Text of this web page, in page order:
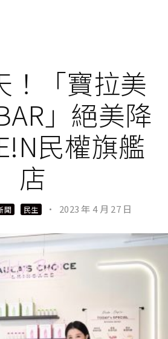
！「寶拉美
」絕美降
民權旗艦
店
聞 民生 · 2023 年 4 月 27 日